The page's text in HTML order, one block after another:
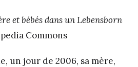
et bébés dans un Lebensborn
Commons
un jour de 2006, sa mère,